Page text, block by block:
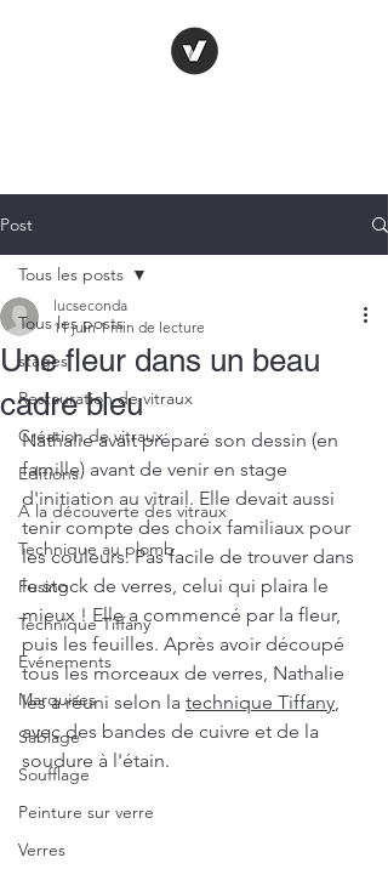
Post
Tous les posts
stages
Restauration de vitraux
Création de vitraux
Editions
A la découverte des vitraux
Technique au plomb
Fusing
Technique Tiffany
Evénements
Marquises
Sablage
Soufflage
Peinture sur verre
Verres
Tous les posts
Une fleur dans un beau
cadre bleu
lucseconda
11 juin 1 min de lecture
Nathalie avait préparé son dessin (en
famille) avant de venir en stage
d'initiation au vitrail. Elle devait aussi
tenir compte des choix familiaux pour
les couleurs. Pas facile de trouver dans
le stock de verres, celui qui plaira le
mieux ! Elle a commencé par la fleur,
puis les feuilles. Après avoir découpé
tous les morceaux de verres, Nathalie
les a réuni selon la technique Tiffany,
avec des bandes de cuivre et de la
soudure à l'étain.